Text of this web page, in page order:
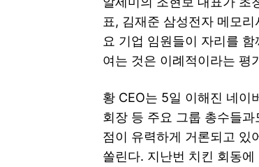
표, 김재준 삼성전자 메모
요 기업 임원들이 자리를
여는 것은 이례적이라는 평
황 CEO는 5일 이해진 네이
회장 등 주요 그룹 총수들
점이 유력하게 거론되고 있
쏠린다. 지난번 치킨 회동